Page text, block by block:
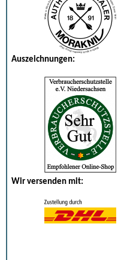
Auszeichnungen:
Wir versenden mit: